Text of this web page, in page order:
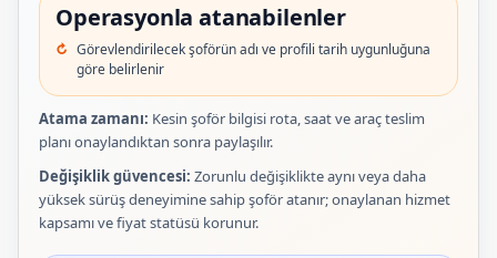
Operasyonla atanabilenler
Görevlendirilecek şoförün adı ve profili tarih uygunluğuna
göre belirlenir
Atama zamanı: Kesin şoför bilgisi rota, saat ve araç teslim
planı onaylandıktan sonra paylaşılır.
Değişiklik güvencesi: Zorunlu değişiklikte aynı veya daha
yüksek sürüş deneyimine sahip şoför atanır; onaylanan hizmet
kapsamı ve fiyat statüsü korunur.